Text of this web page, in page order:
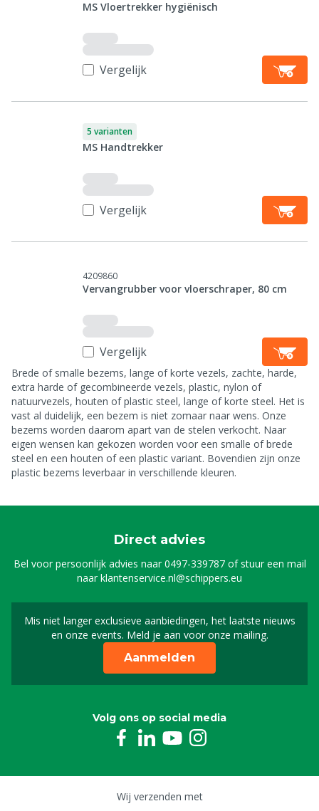
MS Vloertrekker hygiënisch
Vergelijk
5 varianten
MS Handtrekker
Vergelijk
4209860
Vervangrubber voor vloerschraper, 80 cm
Vergelijk
Brede of smalle bezems, lange of korte vezels, zachte, harde,
extra harde of gecombineerde vezels, plastic, nylon of
natuurvezels, houten of plastic steel, lange of korte steel. Het is
vast al duidelijk, een bezem is niet zomaar naar wens. Onze
bezems worden daarom apart van de stelen verkocht. Naar
eigen wensen kan gekozen worden voor een smalle of brede
steel en een houten of een plastic variant. Bovendien zijn onze
plastic bezems leverbaar in verschillende kleuren.
Direct advies
Bel voor persoonlijk advies naar0497-339787of stuur een mail
naarklantenservice.nl@schippers.eu
Mis niet langer exclusieve aanbiedingen, het laatste nieuws
en onze events. Meld je aan voor onze mailing.
Schrijf je in voor onze
Aanmelden
Volg ons op social media
Wij verzenden met